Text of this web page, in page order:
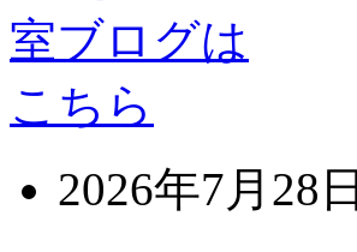
2026年7月28日